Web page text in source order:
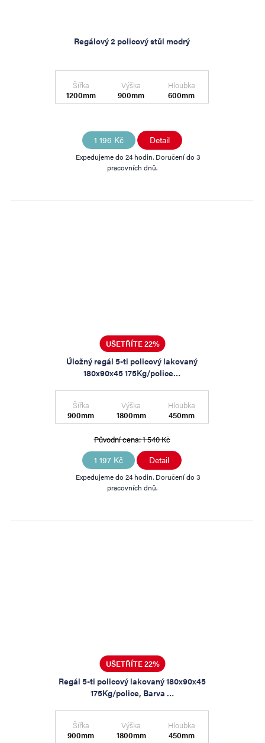
Regálový 2 policový stůl modrý
Šířka
1200mm
Výška
900mm
Hloubka
600mm
1 196 Kč Detail
Expedujeme do 24 hodin. Doručení do 3
pracovních dnů.
UŠETŘÍTE 22%
Úložný regál 5-ti policový lakovaný
180x90x45 175Kg/police…
Šířka
900mm
Výška
1800mm
Hloubka
450mm
Původní cena:1 540 Kč
1 197 Kč Detail
Expedujeme do 24 hodin. Doručení do 3
pracovních dnů.
UŠETŘÍTE 22%
Regál 5-ti policový lakovaný 180x90x45
175Kg/police, Barva …
Šířka
900mm
Výška
1800mm
Hloubka
450mm